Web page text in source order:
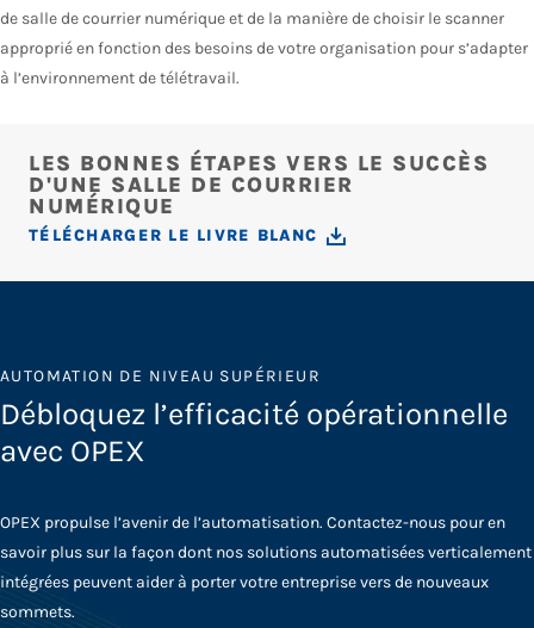
de salle de courrier numérique et de la manière de choisir le scanner
approprié en fonction des besoins de votre organisation pour s’adapter
à l’environnement de télétravail.
LES BONNES ÉTAPES VERS LE SUCCÈS
D'UNE SALLE DE COURRIER
NUMÉRIQUE
TÉLÉCHARGER LE LIVRE BLANC
AUTOMATION DE NIVEAU SUPÉRIEUR
Débloquez l’efficacité opérationnelle
avec OPEX
OPEX propulse l’avenir de l’automatisation. Contactez-nous pour en
savoir plus sur la façon dont nos solutions automatisées verticalement
intégrées peuvent aider à porter votre entreprise vers de nouveaux
sommets.